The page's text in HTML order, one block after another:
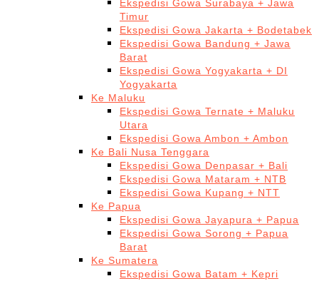
Ekspedisi Gowa Surabaya + Jawa
Timur
Ekspedisi Gowa Jakarta + Bodetabek
Ekspedisi Gowa Bandung + Jawa
Barat
Ekspedisi Gowa Yogyakarta + DI
Yogyakarta
Ke Maluku
Ekspedisi Gowa Ternate + Maluku
Utara
Ekspedisi Gowa Ambon + Ambon
Ke Bali Nusa Tenggara
Ekspedisi Gowa Denpasar + Bali
Ekspedisi Gowa Mataram + NTB
Ekspedisi Gowa Kupang + NTT
Ke Papua
Ekspedisi Gowa Jayapura + Papua
Ekspedisi Gowa Sorong + Papua
Barat
Ke Sumatera
Ekspedisi Gowa Batam + Kepri